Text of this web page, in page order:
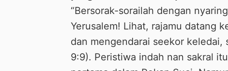
“Bersorak-sorailah dengan
Yerusalem! Lihat, rajamu datang
dan mengendarai seekor keledai,
9:9). Peristiwa indah nan sakral